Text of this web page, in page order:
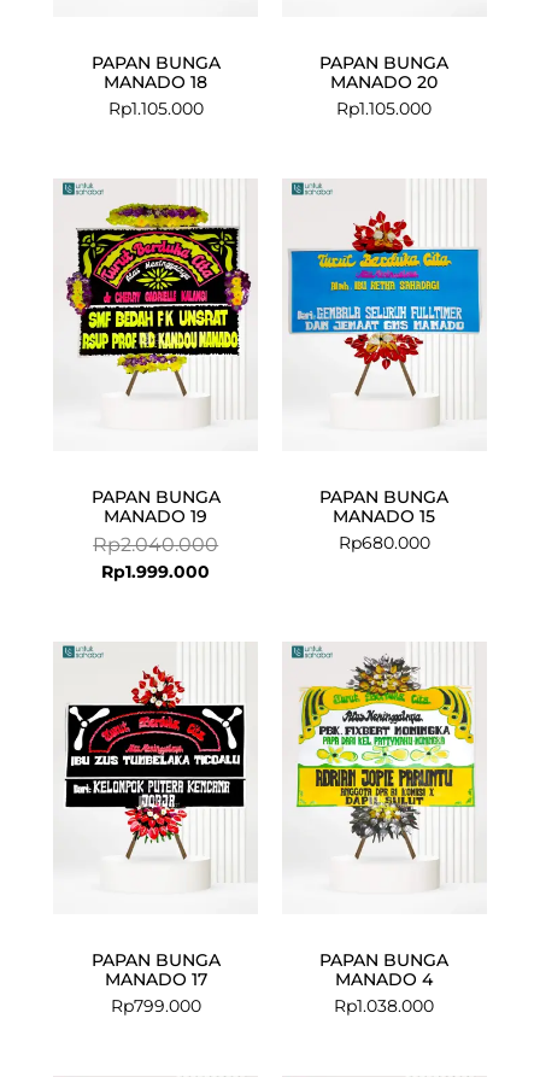
PAPAN BUNGA
MANADO 18
Rp1.105.000
PAPAN BUNGA
MANADO 20
Rp1.105.000
PAPAN BUNGA
MANADO 19
Rp2.040.000
was:
Rp2.040.000.
Rp1.999.000
is:
Rp1.999.000.
PAPAN BUNGA
MANADO 15
Rp680.000
PAPAN BUNGA
MANADO 17
Rp799.000
PAPAN BUNGA
MANADO 4
Rp1.038.000